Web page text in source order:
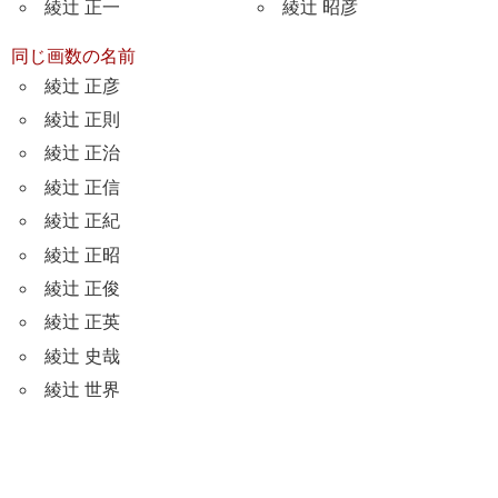
綾辻 正一 綾辻 昭彦
同じ画数の名前
綾辻 正彦
綾辻 正則
綾辻 正治
綾辻 正信
綾辻 正紀
綾辻 正昭
綾辻 正俊
綾辻 正英
綾辻 史哉
綾辻 世界